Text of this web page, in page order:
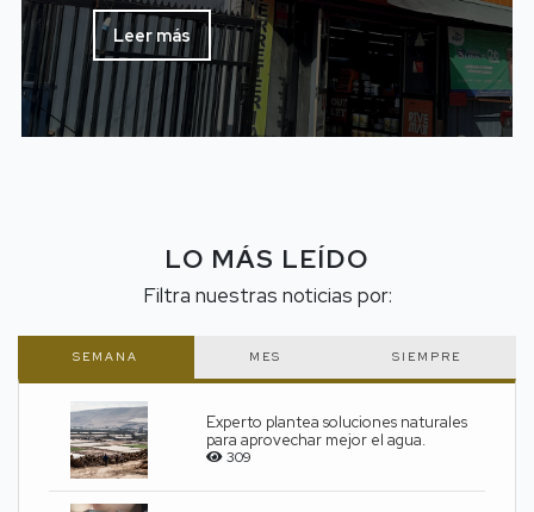
Leer más
LO MÁS LEÍDO
Filtra nuestras noticias por:
SEMANA MES SIEMPRE
Experto plantea soluciones naturales
para aprovechar mejor el agua.
309